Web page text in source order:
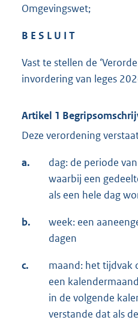
Omgevingswet;
B E S L U I T
Vast te stellen de
invordering van leges
Artikel 1
Deze verordening
a.
dag: de periode
waarbij een
als een hele dag
b.
week: een
dagen
c.
maand: het tijdvak
een
in de volgende
verstande dat als